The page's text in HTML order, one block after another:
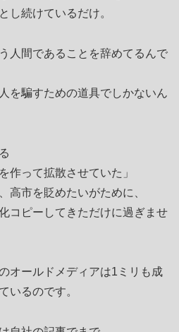
し続けているだけ。
人間であることを辞めてるんで
を騙すための道具でしかないん
作って拡散させていた」
高市を貶めたいがために、
コピーしてきただけに過ぎませ
オールドメディアは1ミリも成
いるのです。